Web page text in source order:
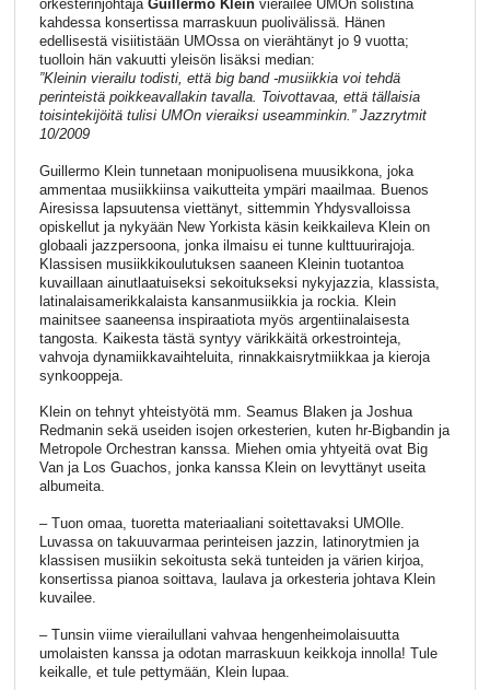
orkesterinjohtaja Guillermo Kleinvierailee UMOn solistina
kahdessa konsertissa marraskuun puolivälissä. Hänen
edellisestä visiitistään UMOssa on vierähtänyt jo 9 vuotta;
tuolloin hän vakuutti yleisön lisäksi median:
”Kleinin vierailu todisti, että big band -musiikkia voi tehdä
perinteistä poikkeavallakin tavalla. Toivottavaa, että tällaisia
toisintekijöitä tulisi UMOn vieraiksi useamminkin. ” Jazzrytmit
10/2009
Guillermo Klein tunnetaan monipuolisena muusikkona, joka
ammentaa musiikkiinsa vaikutteita ympäri maailmaa. Buenos
Airesissa lapsuutensa viettänyt, sittemmin Yhdysvalloissa
opiskellut ja nykyään New Yorkista käsin keikkaileva Klein on
globaali jazzpersoona, jonka ilmaisu ei tunne kulttuurirajoja.
Klassisen musiikkikoulutuksen saaneen Kleinin tuotantoa
kuvaillaan ainutlaatuiseksi sekoitukseksi nykyjazzia, klassista,
latinalaisamerikkalaista kansanmusiikkia ja rockia. Klein
mainitsee saaneensa inspiraatiota myös argentiinalaisesta
tangosta. Kaikesta tästä syntyy värikkäitä orkestrointeja,
vahvoja dynamiikkavaihteluita, rinnakkaisrytmiikkaa ja kieroja
synkooppeja.
Klein on tehnyt yhteistyötä mm. Seamus Blaken ja Joshua
Redmanin sekä useiden isojen orkesterien, kuten hr-Bigbandin ja
Metropole Orchestran kanssa. Miehen omia yhtyeitä ovat Big
Van ja Los Guachos, jonka kanssa Klein on levyttänyt useita
albumeita.
– Tuon omaa, tuoretta materiaaliani soitettavaksi UMOlle.
Luvassa on takuuvarmaa perinteisen jazzin, latinorytmien ja
klassisen musiikin sekoitusta sekä tunteiden ja värien kirjoa,
konsertissa pianoa soittava, laulava ja orkesteria johtava Klein
kuvailee.
– Tunsin viime vierailullani vahvaa hengenheimolaisuutta
umolaisten kanssa ja odotan marraskuun keikkoja innolla! Tule
keikalle, et tule pettymään, Klein lupaa.